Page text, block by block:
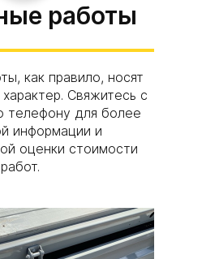
работы
как правило, носят
Свяжитесь с
для более
информации и
оценки стоимости
работ.